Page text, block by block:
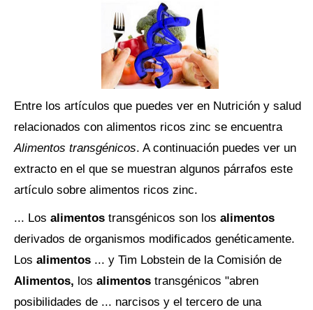
Entre los artículos que puedes ver en Nutrición y salud
relacionados con alimentos ricos zinc se encuentra
Alimentos transgénicos. A continuación puedes ver un
extracto en el que se muestran algunos párrafos este
artículo sobre alimentos ricos zinc.
... Los alimentos transgénicos son los alimentos
derivados de organismos modificados genéticamente.
Los alimentos ... y Tim Lobstein de la Comisión de
Alimentos, los alimentos transgénicos "abren
posibilidades de ... narcisos y el tercero de una